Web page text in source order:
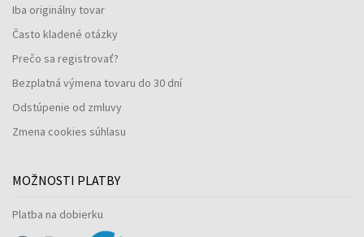
Iba originálny tovar
Často kladené otázky
Prečo sa registrovať?
Bezplatná výmena tovaru do 30 dní
Odstúpenie od zmluvy
Zmena cookies súhlasu
MOŽNOSTI PLATBY
Platba na dobierku